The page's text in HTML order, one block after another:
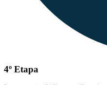
4º Etapa